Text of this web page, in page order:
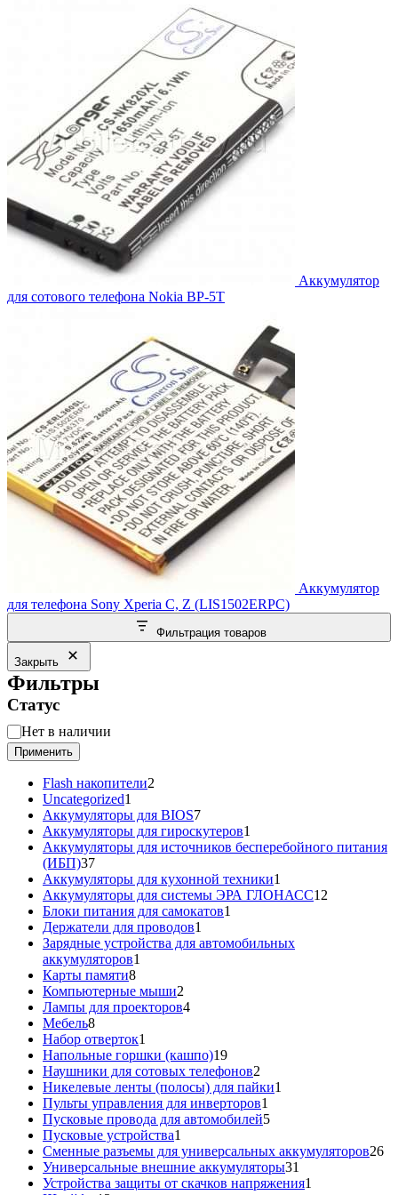
1,639.00₽.
Аккумулятор
для сотового телефона Nokia BP-5T
Аккумулятор
для телефона Sony Xperia C, Z (LIS1502ERPC)
Фильтрация товаров
Закрыть
Фильтры
Статус
Статус
Нет в наличии
Применить
Flash накопители2
Uncategorized1
товар
Аккумуляторы для BIOS77
товаров
Аккумуляторы для гироскутеров1
товар
Аккумуляторы для источников бесперебойного питания
(ИБП)3737
товаров
Аккумуляторы для кухонной техники1
товар
Аккумуляторы для системы ЭРА ГЛОНАСС12
Блоки питания для самокатов1
Держатели для проводов1
товар
Зарядные устройства для автомобильных
аккумуляторов1
Карты памяти88
товаров
Компьютерные мыши2
товара
Лампы для проекторов44
Мебель88
товаров
Набор отверток1
товар
Напольные горшки (кашпо)1919
товаров
Наушники для сотовых телефонов2
товара
Никелевые ленты (полосы) для пайки1
Пульты управления для инверторов1
товар
Пусковые провода для автомобилей55
Пусковые устройства1
товар
Сменные разъемы для универсальных аккумуляторов2626
Универсальные внешние аккумуляторы31
товар
Устройства защиты от скачков напряжения1